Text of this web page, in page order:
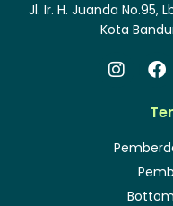
Jl. Ir. H. Juanda No.95,
Kota